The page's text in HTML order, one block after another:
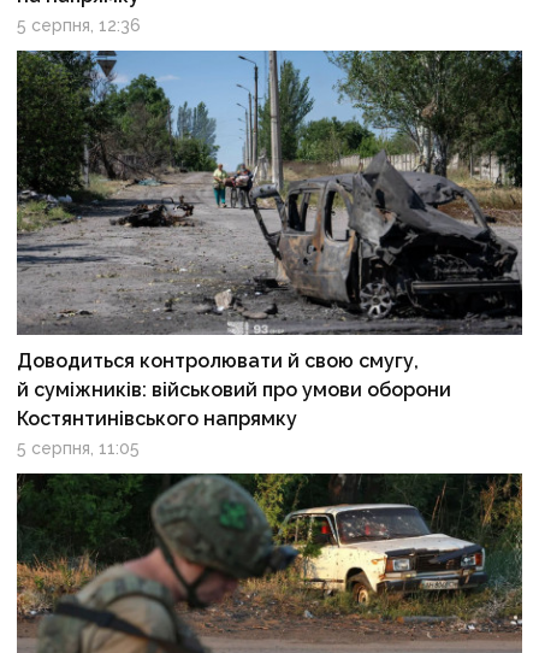
5 серпня, 12:36
Доводиться контролювати й свою смугу,
й суміжників: військовий про умови оборони
Костянтинівського напрямку
5 серпня, 11:05